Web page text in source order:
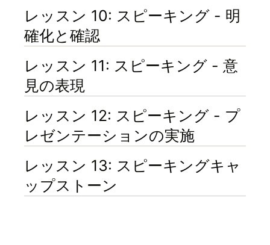
レッスン 10: スピーキング - 明
確化と確認
レッスン 11: スピーキング - 意
見の表現
レッスン 12: スピーキング - プ
レゼンテーションの実施
レッスン 13: スピーキングキャ
ップストーン